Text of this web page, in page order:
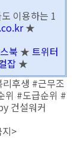
이용하는 1
★
북 ★ 트위터
잡 ★
후생 #근무조
위 #도급순위 #
건설워커
>